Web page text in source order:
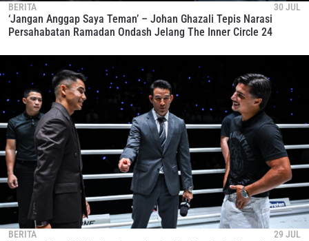
BERITA 30 JUL
‘Jangan Anggap Saya Teman’ – Johan Ghazali Tepis Narasi
Persahabatan Ramadan Ondash Jelang The Inner Circle 24
BERITA 29 JUL